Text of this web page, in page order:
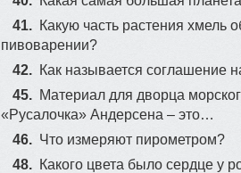
41. Какую часть растения хмель
пивоварении?
42. Как называется соглашение
45. Материал для дворца
«Русалочка» Андерсена – это…
46. Что измеряют пирометром?
48. Какого цвета было сердце у